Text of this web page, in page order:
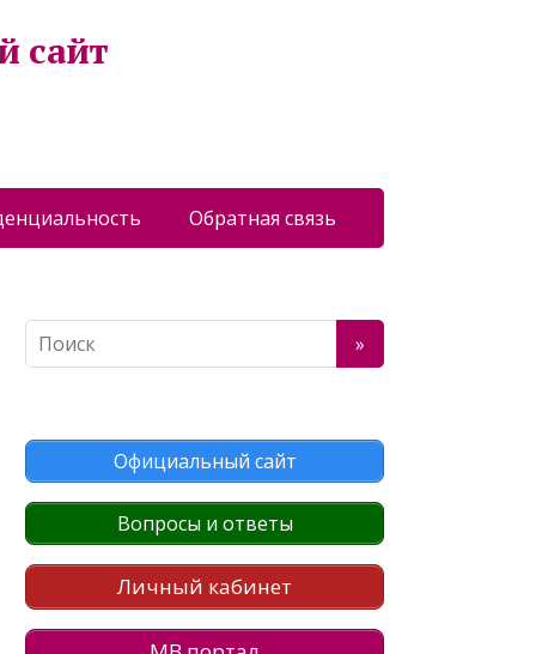
сайт
Обратная связь
Официальный сайт
Вопросы и ответы
Личный кабинет